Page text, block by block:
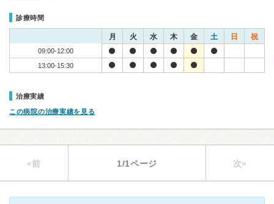
診療時間
月 火 水 木 金 土 日 祝
09:00-12:00
13:00-15:30
治療実績
この病院の治療実績を見る
«前 1/1ページ 次»